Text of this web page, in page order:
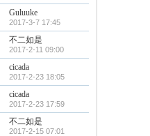
Guluuke
2017-3-7 17:45
不二如是
2017-2-11 09:00
cicada
2017-2-23 18:05
cicada
2017-2-23 17:59
不二如是
2017-2-15 07:01